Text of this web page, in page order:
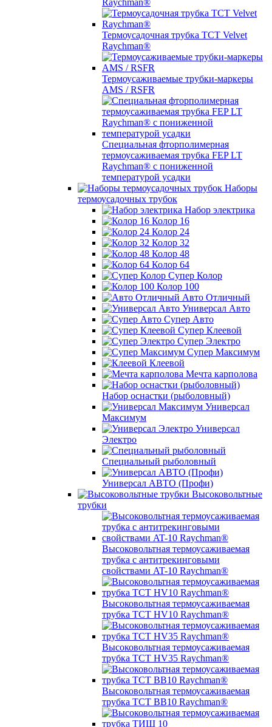
Raychman®
Термоусадочная трубка TCT Velvet
Raychman®
Термоусаживаемые трубки-маркеры
AMS / RSFR
Специальная фторполимерная
термоусаживаемая трубка FEP LT
Raychman® с пониженной
температурой усадки
Наборы
термоусадочных трубок
Набор электрика
Колор 16
Колор 24
Колор 32
Колор 48
Колор 64
Супер Колор
Колор 100
Авто Отличный
Универсал Авто
Супер Авто
Супер Клеевой
Супер Электро
Супер Максимум
Клеевой
Мечта карполова
Набор оснастки (рыболовный)
Универсал
Максимум
Универсал
Электро
Специальный рыболовный
Универсал АВТО (Профи)
Высоковольтные
трубки
Высоковольтная термоусаживаемая
трубка с антитрекинговыми
свойствами AT-10 Raychman®
Высоковольтная термоусаживаемая
трубка TCT HV10 Raychman®
Высоковольтная термоусаживаемая
трубка TCT HV35 Raychman®
Высоковольтная термоусаживаемая
трубка TCT BB10 Raychman®